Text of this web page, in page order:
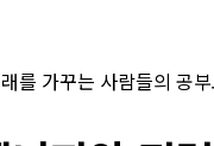
를 가꾸는 사람들의 공